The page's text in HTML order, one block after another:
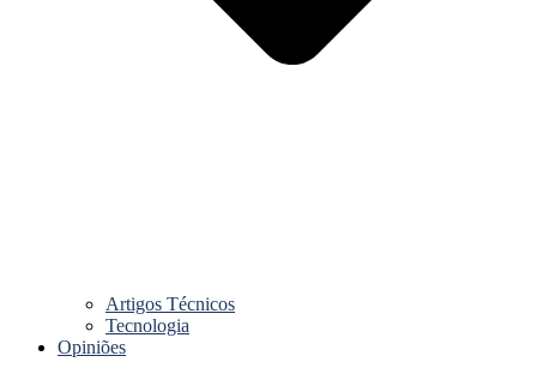
Artigos Técnicos
Tecnologia
Opiniões